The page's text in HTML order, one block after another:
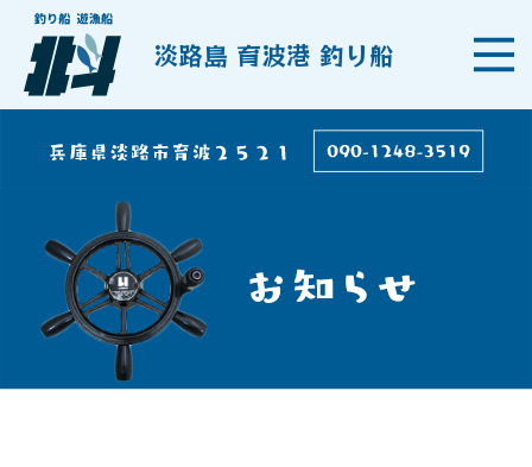
淡路島 育波港 釣り船